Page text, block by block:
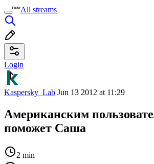
All streams
Login
Kaspersky_Lab Jun 13 2012 at 11:29
Американским
поможет Саша
2 min